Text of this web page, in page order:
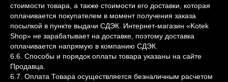
стоимости товара, а также стоимости его доставки, которая
оплачивается покупателем в момент получения заказа
посылкой в пункте выдачи СДЭК. Интернет-магазин «Kotek
Shop» не зарабатывает на доставке, поэтому доставка
оплачивается напрямую в компанию СДЭК.
6.6. Способы и порядок оплаты товара указаны на сайте
Продавца.
6.7. Оплата Товара осуществляется безналичным расчетом